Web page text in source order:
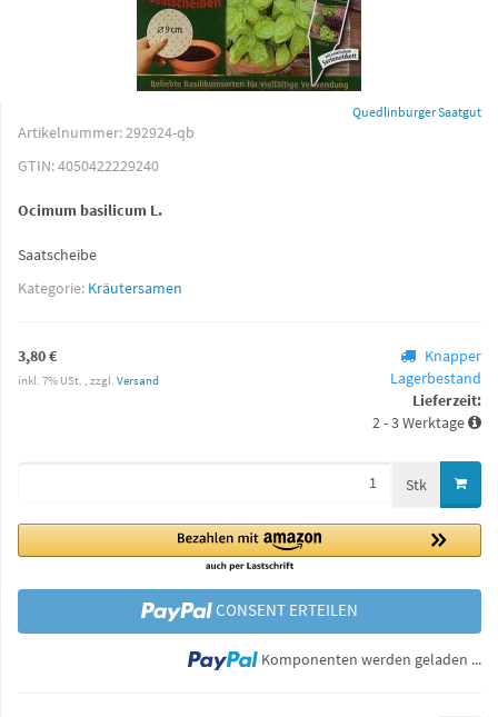
Quedlinburger Saatgut
Artikelnummer:292924-qb
GTIN:4050422229240
Ocimum basilicum L.
Saatscheibe
Kategorie: Kräutersamen
3,80 €
inkl. 7% USt. , zzgl. Versand
Knapper
Lagerbestand
Lieferzeit:
2 - 3 Werktage
Stk
CONSENT ERTEILEN
Komponenten werden geladen ...